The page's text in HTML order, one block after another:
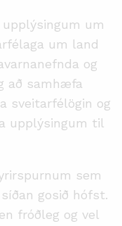
um
um land
og
að samhæfa
sveitarfélögin og
upplýsingum til
sem
gosið hófst.
fróðleg og vel